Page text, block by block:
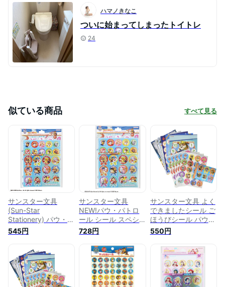
ハマノきなこ
ついに始まってしまったトイトレ
24
似ている商品 すべて見る
サンスター文具
(Sun-Star
Stationery) パウ・パ
トロール シール ス
ペシャルよくできま
トロール 2202278B
545円
サンスター文具
NEW!パウ・パトロ
ール シール スペシ
ャルよくできました
シール
2202278B【ごほう
びシール トイレトレ
ーニング トイトレ
シール 台紙 】
728円
サンスター文具 よく
できましたシール ご
ほうびシール パウ・
パトロール
2202278A
550円